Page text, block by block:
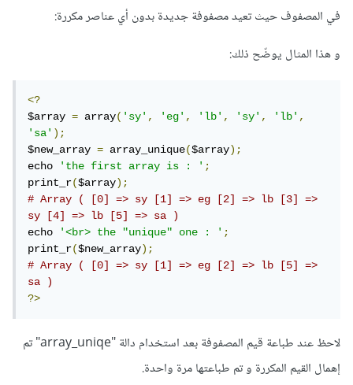
في المصفوف حيث تعيد مصفوفة جديدة بدون أي عناصر مكررة:
و هذا المثال يوضّح ذلك:
<?
$array = array('sy', 'eg', 'lb', 'sy', 'lb',
'sa');
$new_array = array_unique($array);
echo 'the first array is : ';
print_r($array);
# Array ( [0] => sy [1] => eg [2] => lb [3] =>
sy [4] => lb [5] => sa )
echo '<br> the "unique" one : ';
print_r($new_array);
# Array ( [0] => sy [1] => eg [2] => lb [5] =>
sa )
?>
لاحظ عند طباعة قيم المصفوفة بعد استخدام دالة "array_uniqe" تم
إهمال القيم المكررة و تم طباعتها مرة واحدة.